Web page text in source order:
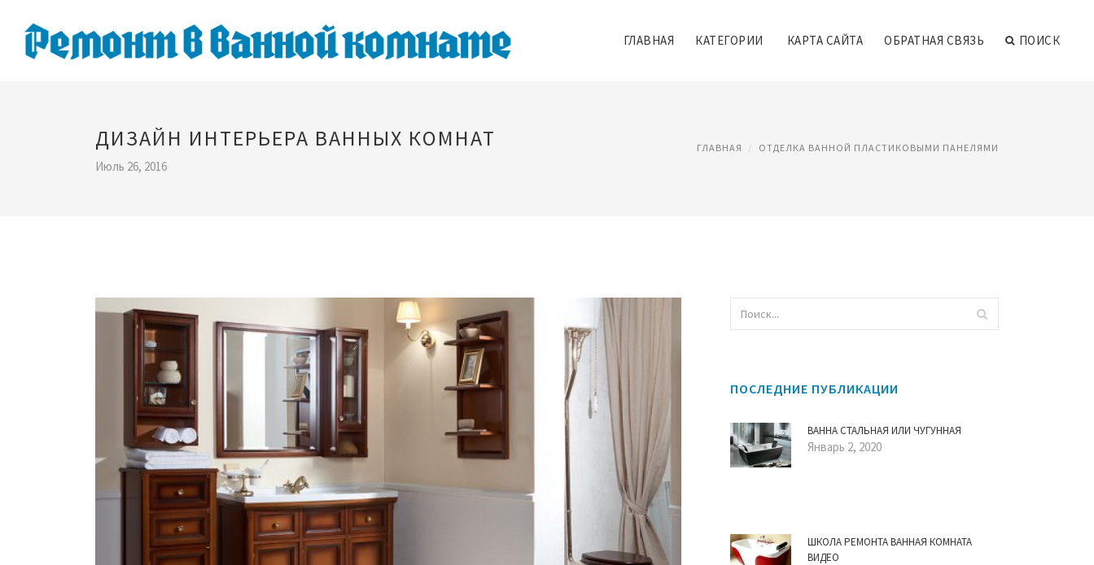
ГЛАВНАЯ КАТЕГОРИИ КАРТА САЙТА ОБРАТНАЯ СВЯЗЬ ПОИСК
ДИЗАЙН ИНТЕРЬЕРА ВАННЫХ КОМНАТ
Июль 26, 2016
ГЛАВНАЯ ОТДЕЛКА ВАННОЙ ПЛАСТИКОВЫМИ ПАНЕЛЯМИ
ПОСЛЕДНИЕ ПУБЛИКАЦИИ
ВАННА СТАЛЬНАЯ ИЛИ ЧУГУННАЯ
Январь 2, 2020
ШКОЛА РЕМОНТА ВАННАЯ КОМНАТА
ВИДЕО